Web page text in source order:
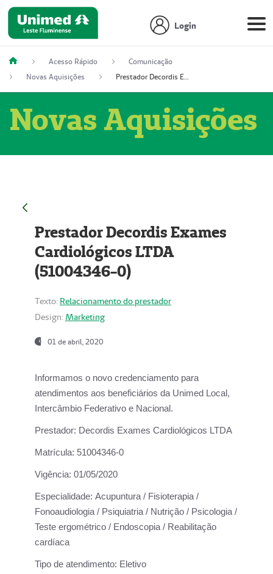
Login
Acesso Rápido
Comunicação
Novas Aquisições
Prestador Decordis Exames Cardiológicos LTDA (51004346-0)
Novas Aquisições
Prestador Decordis Exames
Cardiológicos LTDA
(51004346-0)
Texto: Relacionamento do prestador
Design: Marketing
01 de abril, 2020
Informamos o novo credenciamento para
atendimentos aos beneficiários da Unimed Local,
Intercâmbio Federativo e Nacional.
Prestador: Decordis Exames Cardiológicos LTDA
Matrícula: 51004346-0
Vigência: 01/05/2020
Especialidade: Acupuntura / Fisioterapia /
Fonoaudiologia / Psiquiatria / Nutrição / Psicologia /
Teste ergométrico / Endoscopia / Reabilitação
cardíaca
Tipo de atendimento: Eletivo